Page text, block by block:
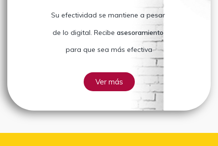
Su efectividad se mantiene a pesar
de lo digital. Recibe asesoramiento
para que sea más efectiva
Ver más